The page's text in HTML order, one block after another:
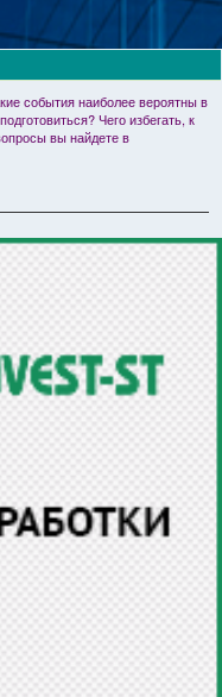
события наиболее вероятны в
Чего избегать, к
вы найдете в